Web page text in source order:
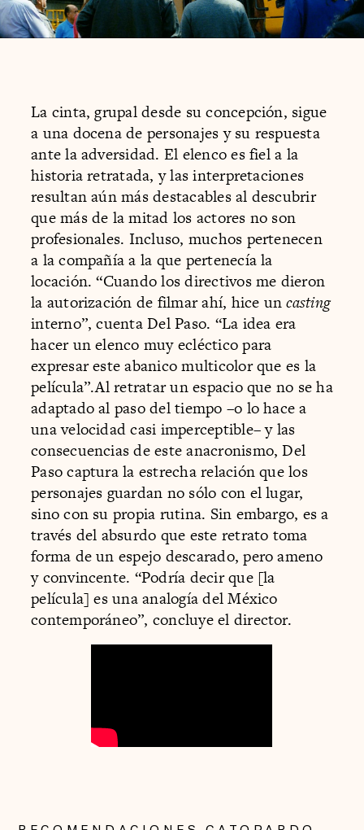
La cinta, grupal desde su concepción, sigue
a una docena de personajes y su respuesta
ante la adversidad. El elenco es fiel a la
historia retratada, y las interpretaciones
resultan aún más destacables al descubrir
que más de la mitad los actores no son
profesionales. Incluso, muchos pertenecen
a la compañía a la que pertenecía la
locación. “Cuando los directivos me dieron
la autorización de filmar ahí, hice uncasting
interno”, cuenta Del Paso. “La idea era
hacer un elenco muy ecléctico para
expresar este abanico multicolor que es la
película”.Al retratar un espacio que no se ha
adaptado al paso del tiempo –o lo hace a
una velocidad casi imperceptible– y las
consecuencias de este anacronismo, Del
Paso captura la estrecha relación que los
personajes guardan no sólo con el lugar,
sino con su propia rutina. Sin embargo, es a
través del absurdo que este retrato toma
forma de un espejo descarado, pero ameno
y convincente. “Podría decir que [la
película] es una analogía del México
contemporáneo”, concluye el director.